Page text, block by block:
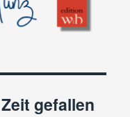
gefallen